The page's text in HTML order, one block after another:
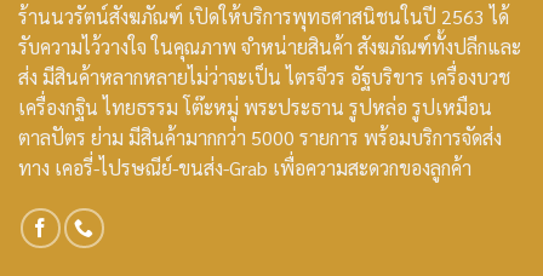
ร้านนวรัตน์สังฆภัณฑ์ เปิดให้บริการพุทธศาสนิชนในปี 2563 ได้
รับความไว้วางใจ ในคุณภาพ จำหน่ายสินค้า สังฆภัณฑ์ทั้งปลีกและ
ส่ง มีสินค้าหลากหลายไม่ว่าจะเป็น ไตรจีวร อัฐบริขาร เครื่องบวช
เครื่องกฐิน ไทยธรรม โต๊ะหมู่ พระประธาน รูปหล่อ รูปเหมือน
ตาลปัตร ย่าม มีสินค้ามากกว่า 5000 รายการ พร้อมบริการจัดส่ง
ทาง เคอรี่-ไปรษณีย์-ขนส่ง-Grab เพื่อความสะดวกของลูกค้า